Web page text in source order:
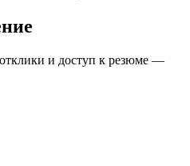
и доступ к резюме —